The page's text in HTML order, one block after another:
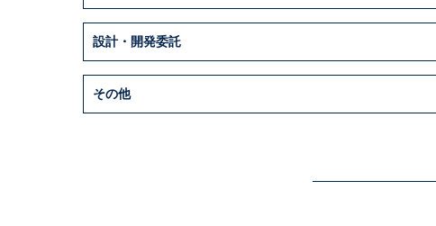
設計・開発委託
その他